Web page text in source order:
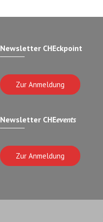
Newsletter CHEckpoint
Zur Anmeldung
Newsletter CHEevents
Zur Anmeldung